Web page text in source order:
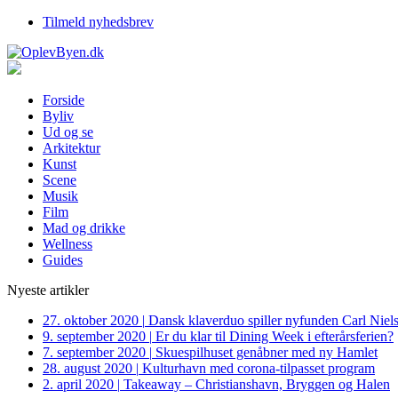
Tilmeld nyhedsbrev
Forside
Byliv
Ud og se
Arkitektur
Kunst
Scene
Musik
Film
Mad og drikke
Wellness
Guides
Nyeste artikler
27. oktober 2020 | Dansk klaverduo spiller nyfunden Carl
9. september 2020 | Er du klar til Dining Week i efterårsferien?
7. september 2020 | Skuespilhuset genåbner med ny Hamlet
28. august 2020 | Kulturhavn med corona-tilpasset program
2. april 2020 | Takeaway – Christianshavn, Bryggen og Halen